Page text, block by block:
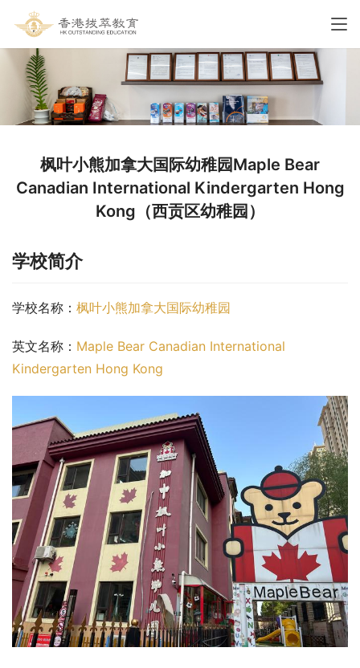
枫叶小熊加拿大国际幼稚园Maple Bear
Canadian International Kindergarten Hong
Kong（西贡区幼稚园）
学校简介
学校名称： 枫叶小熊加拿大国际幼稚园
英文名称： Maple Bear Canadian International
Kindergarten Hong Kong